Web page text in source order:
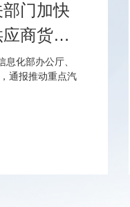
门加快
商货款
化部办公厅、
通报推动重点汽